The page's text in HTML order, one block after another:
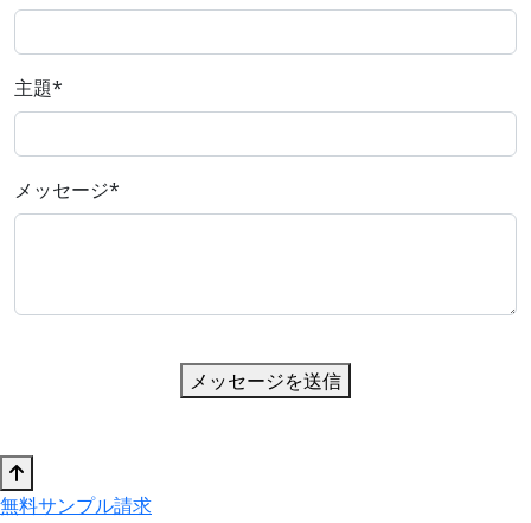
主題*
メッセージ*
メッセージを送信
無料サンプル請求